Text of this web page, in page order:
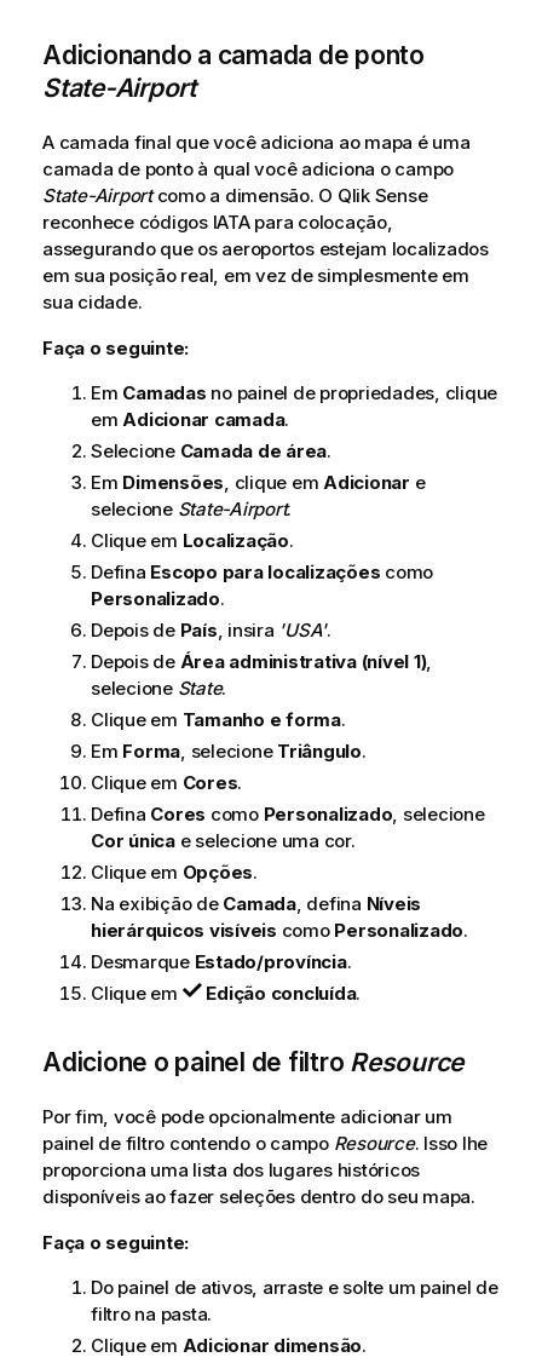
Adicionando a camada de ponto
State-Airport
A camada final que você adiciona ao mapa é uma
camada de ponto à qual você adiciona o campo
State-Airportcomo a dimensão. O Qlik Sense
reconhece códigos IATA para colocação,
assegurando que os aeroportos estejam localizados
em sua posição real, em vez de simplesmente em
sua cidade.
Faça o seguinte:
Em Camadas no painel de propriedades, clique
em Adicionar camada.
Selecione Camada de área.
Em Dimensões , clique em Adicionar e
selecione State-Airport.
Clique em Localização.
Defina Escopo para localizações como
Personalizado.
Depois de País , insira 'USA'.
Depois de Área administrativa (nível 1),
selecione State.
Clique em Tamanho e forma.
Em Forma , selecione Triângulo.
Clique em Cores.
Defina Cores como Personalizado , selecione
Cor únicae selecione uma cor.
Clique em Opções.
Na exibição de Camada, defina Níveis
hierárquicos visíveis como Personalizado.
Desmarque Estado/província.
Clique em
Edição concluída.
Adicione o painel de filtro Resource
Por fim, você pode opcionalmente adicionar um
painel de filtro contendo o campo Resource. Isso lhe
proporciona uma lista dos lugares históricos
disponíveis ao fazer seleções dentro do seu mapa.
Faça o seguinte:
Do painel de ativos, arraste e solte um painel de
filtro na pasta.
Clique em Adicionar dimensão.